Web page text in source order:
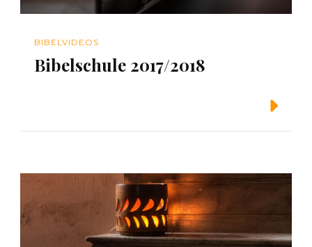
BIBELVIDEOS
Bibelschule 2017/2018